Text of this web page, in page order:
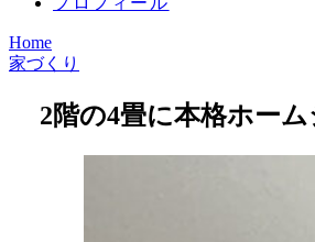
Home
家づくり
2階の4畳に本格ホー